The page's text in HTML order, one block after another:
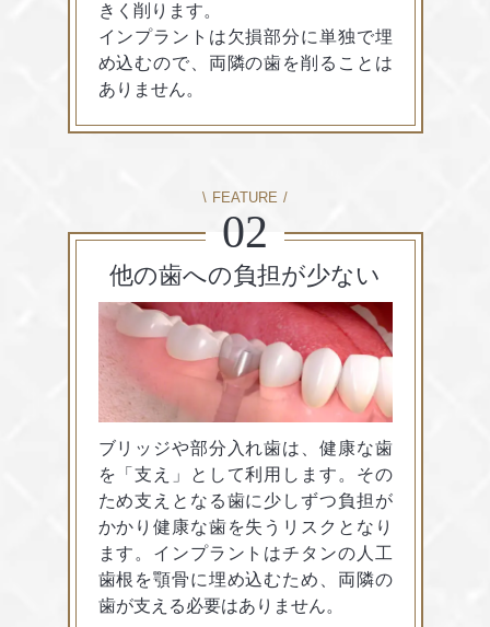
きく削ります。
インプラントは欠損部分に単独で埋
め込むので、両隣の歯を削ることは
ありません。
FEATURE
02
他の歯への負担が少ない
ブリッジや部分入れ歯は、健康な歯
を「支え」として利用します。その
ため支えとなる歯に少しずつ負担が
かかり健康な歯を失うリスクとなり
ます。インプラントはチタンの人工
歯根を顎骨に埋め込むため、両隣の
歯が支える必要はありません。